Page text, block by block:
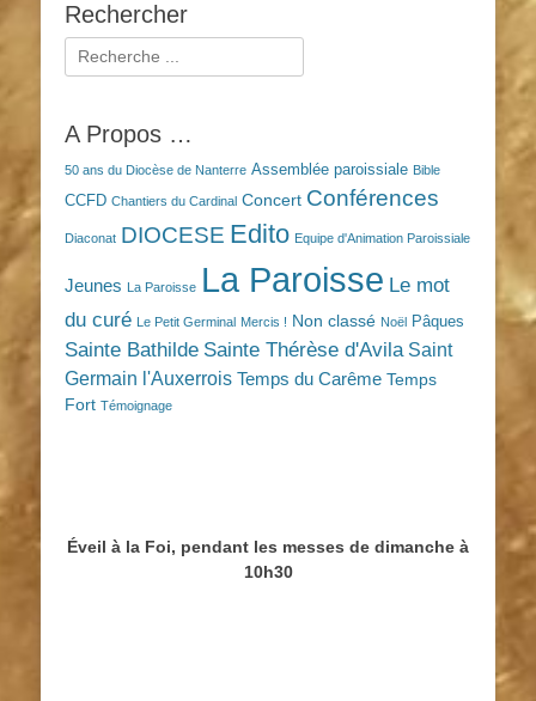
Rechercher
Rechercher :
A Propos …
50 ans du Diocèse de Nanterre Assemblée paroissiale Bible
CCFD Chantiers du Cardinal Concert Conférences
Diaconat DIOCESE Edito Equipe d'Animation Paroissiale
Jeunes La Paroisse La Paroisse Le mot
du curé Le Petit Germinal Mercis ! Non classé Noël Pâques
Sainte Bathilde Sainte Thérèse d'Avila Saint
Germain l'Auxerrois Temps du Carême Temps
Fort Témoignage
Éveil à la Foi, pendant les messes de dimanche à
10h30